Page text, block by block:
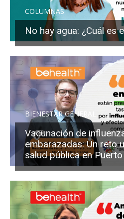
COLUMNAS
No hay agua: ¿Cuál es
BIENESTAR GENERAL
Vacunación de
embarazadas: Un reto
salud pública en